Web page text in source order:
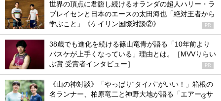
世界の頂点に君臨し続けるオランダの超人ハリー・ラ
ブレイセンと日本のエースの太田海也「絶対王者から
学ぶこと」《ケイリン国際対談②》
PR
38歳でも進化を続ける篠山竜青が語る「10年前より
バスケが上手くなっている」理由とは。［MVVりらい
ぶ賞 受賞者インタビュー］
PR
《山の神対談》「やっぱり“タイパ”がいい！」箱根の
名ランナー、柏原竜二と神野大地が語る「エアー®サ